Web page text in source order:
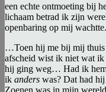
een echte ontmoeting bij
lichaam betrad ik zijn
openbaring op mij wachtte.
…Toen hij me bij mij thuis
afscheid wist ik niet wat ik
hij ging weg… Had ik
ik anders was? Dat had
Zoenen was in mijn